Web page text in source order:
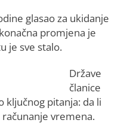
glasao za ukidanje
promjena јe
јe sve stalo.
Države
članice
ključnog pitanja: da li
vremena.